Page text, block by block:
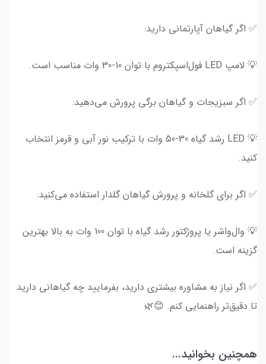
✅ اگر گیاهان آپارتمانی دارید:
💡 لامپ LED فول‌اسپکتروم با توان 10-30 وات مناسب است.
✅ اگر سبزیجات و گیاهان برگی پرورش می‌دهید:
💡 LED رشد گیاه 30-50 وات با ترکیب نور آبی و قرمز انتخاب
کنید.
✅ اگر برای گلخانه و پرورش گیاهان گلدار استفاده می‌کنید:
💡 وال‌واشر یا پروژکتور رشد گیاه با توان 100 وات به بالا بهترین
گزینه است.
✅ اگر نیاز به مشاوره بیشتری دارید، بفرمایید چه گیاهانی دارید
تا دقیق‌تر راهنمایی کنم. 😊🌿
همچنین بخوانید...